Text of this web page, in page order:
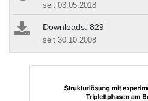
seit 03.05.2018
Downloads: 829
seit 30.10.2008